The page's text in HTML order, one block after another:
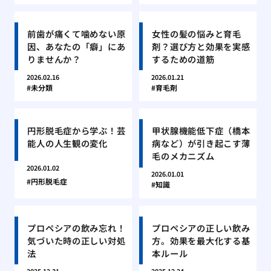
前歯が痛くて噛めない原
因、あなたの「癖」にあ
りませんか？
2026.02.16
未分類
女性の髪の悩みと育毛
剤？選び方と効果を実感
するための道筋
2026.01.21
育毛剤
円形脱毛症から学ぶ！芸
能人の人生観の変化
2026.01.02
円形脱毛症
甲状腺機能低下症（橋本
病など）が引き起こす薄
毛のメカニズム
2026.01.01
知識
プロペシアの飲み忘れ！
気づいた時の正しい対処
法
プロペシアの正しい飲み
方。効果を最大化する基
本ルール